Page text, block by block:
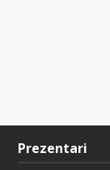
Prezentari